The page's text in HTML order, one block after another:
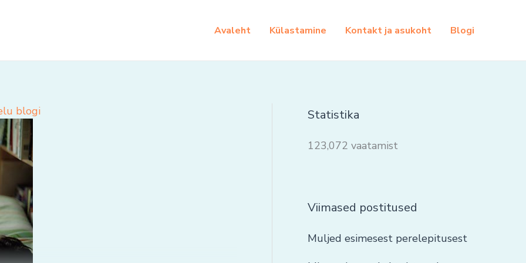
Avaleht Külastamine Kontakt ja asukoht Blogi
blogi Statistika
123,072 vaatamist
Viimased postitused
Muljed esimesest perelepitusest